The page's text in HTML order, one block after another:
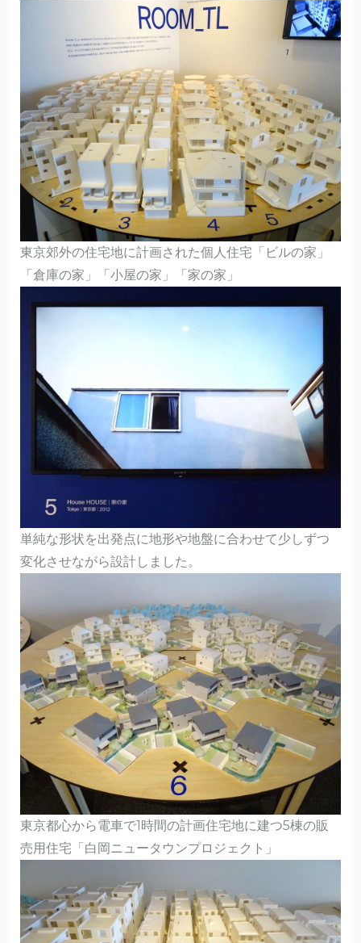
東京郊外の住宅地に計画された個人住宅「ビルの家」
「倉庫の家」「小屋の家」「家の家」
単純な形状を出発点に地形や地盤に合わせて少しずつ
変化させながら設計しました。
東京都心から電車で1時間の計画住宅地に建つ5棟の販
売用住宅「白岡ニュータウンプロジェクト」